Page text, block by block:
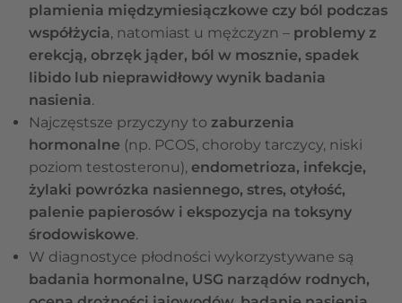
plamienia międzymiesiączkowe czy ból podczas
współżycia, natomiast u mężczyzn – problemy z
erekcją, obrzęk jąder, ból w mosznie, spadek
libido lub nieprawidłowy wynik badania
nasienia.
Najczęstsze przyczyny to zaburzenia
hormonalne (np. PCOS, choroby tarczycy, niski
poziom testosteronu), endometrioza, infekcje,
żylaki powrózka nasiennego, stres, otyłość,
palenie papierosów i ekspozycja na toksyny
środowiskowe.
W diagnostyce płodności wykorzystywane są
badania hormonalne, USG narządów rodnych,